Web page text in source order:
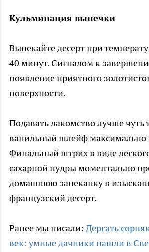
Кульминация выпечки
Выпекайте десерт при
40 минут. Сигналом к
появление приятного
поверхности.
Подавать лакомство лучше чуть
ванильный шлейф максимально
Финальный штрих в виде
сахарной пудры моментально
домашнюю запеканку в
французский десерт.
Ранее мы писали: Дергать
век: умные дачники нашли в